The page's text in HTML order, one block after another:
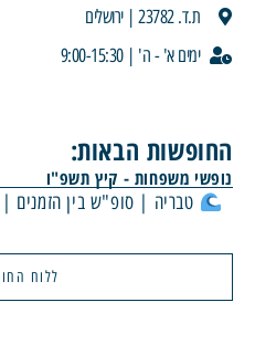
ת.ד. 23782 | ירושלים
ימים א' - ה' | 9:00-15:30
החופשות הבאות:
נופשי משפחות - קיץ תשפ"ו
טבריה | סופ"ש בין הזמנים | 6-9.8
ללוח